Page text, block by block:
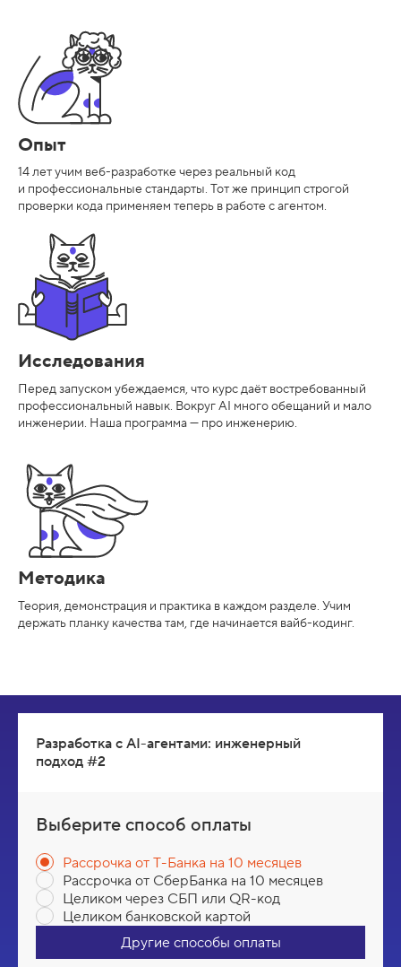
Опыт
14 лет учим веб-разработке через реальный код
и профессиональные стандарты. Тот же принцип строгой
проверки кода применяем теперь в работе с агентом.
Исследования
Перед запуском убеждаемся, что курс даёт востребованный
профессиональный навык. Вокруг AI много обещаний и мало
инженерии. Наша программа — про инженерию.
Методика
Теория, демонстрация и практика в каждом разделе. Учим
держать планку качества там, где начинается вайб-кодинг.
Разработка с AI-агентами: инженерный
подход #2
Выберите способ оплаты
Рассрочка от Т-Банка на 10 месяцев
Рассрочка от СберБанка на 10 месяцев
Целиком через СБП или QR-код
Целиком банковской картой
Другие способы оплаты